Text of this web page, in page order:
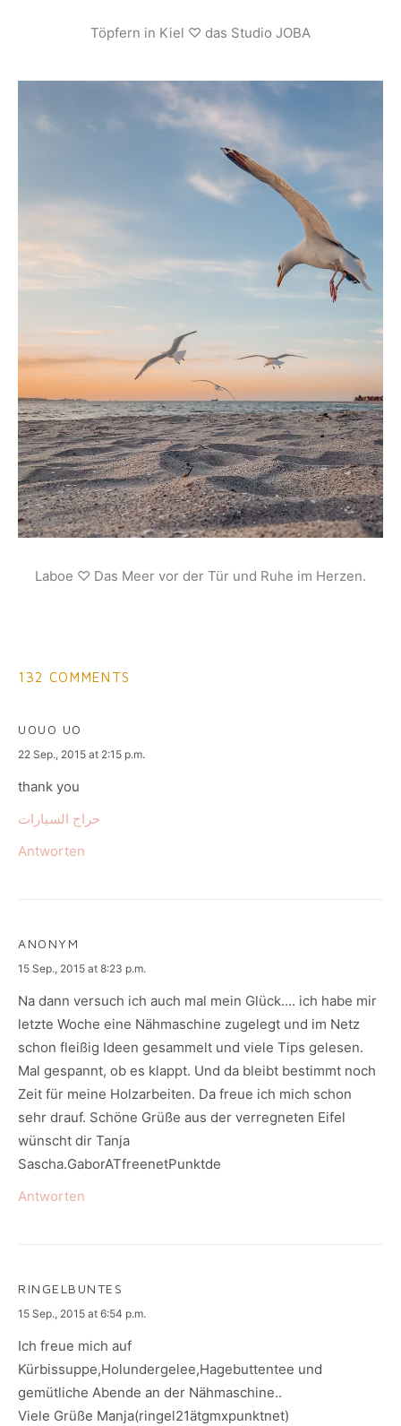
Töpfern in Kiel ♡ das Studio JOBA
Laboe ♡ Das Meer vor der Tür und Ruhe im Herzen.
132 COMMENTS
UOUO UO
says:
22 Sep., 2015 at 2:15 p.m.
thank you
حراج السيارات
Antworten
ANONYM
says:
15 Sep., 2015 at 8:23 p.m.
Na dann versuch ich auch mal mein Glück…. ich habe mir
letzte Woche eine Nähmaschine zugelegt und im Netz
schon fleißig Ideen gesammelt und viele Tips gelesen.
Mal gespannt, ob es klappt. Und da bleibt bestimmt noch
Zeit für meine Holzarbeiten. Da freue ich mich schon
sehr drauf. Schöne Grüße aus der verregneten Eifel
wünscht dir Tanja
Sascha.GaborATfreenetPunktde
Antworten
RINGELBUNTES
says:
15 Sep., 2015 at 6:54 p.m.
Ich freue mich auf
Kürbissuppe,Holundergelee,Hagebuttentee und
gemütliche Abende an der Nähmaschine..
Viele Grüße Manja(ringel21ätgmxpunktnet)